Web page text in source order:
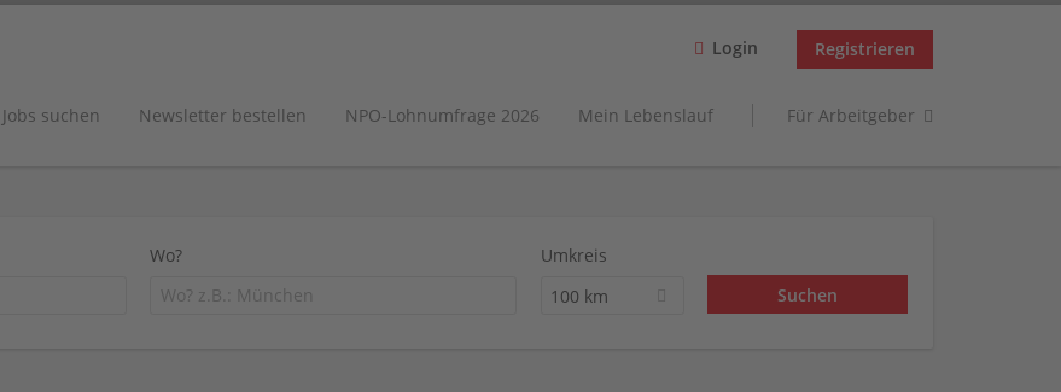
Login Registrieren
Jobs suchen Newsletter bestellen NPO-Lohnumfrage 2026 Mein Lebenslauf Für Arbeitgeber
Wo?
Umkreis
100 km